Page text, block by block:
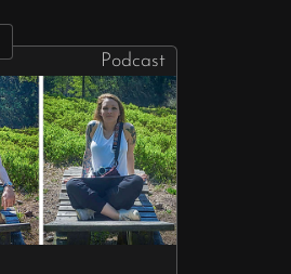
Podcast